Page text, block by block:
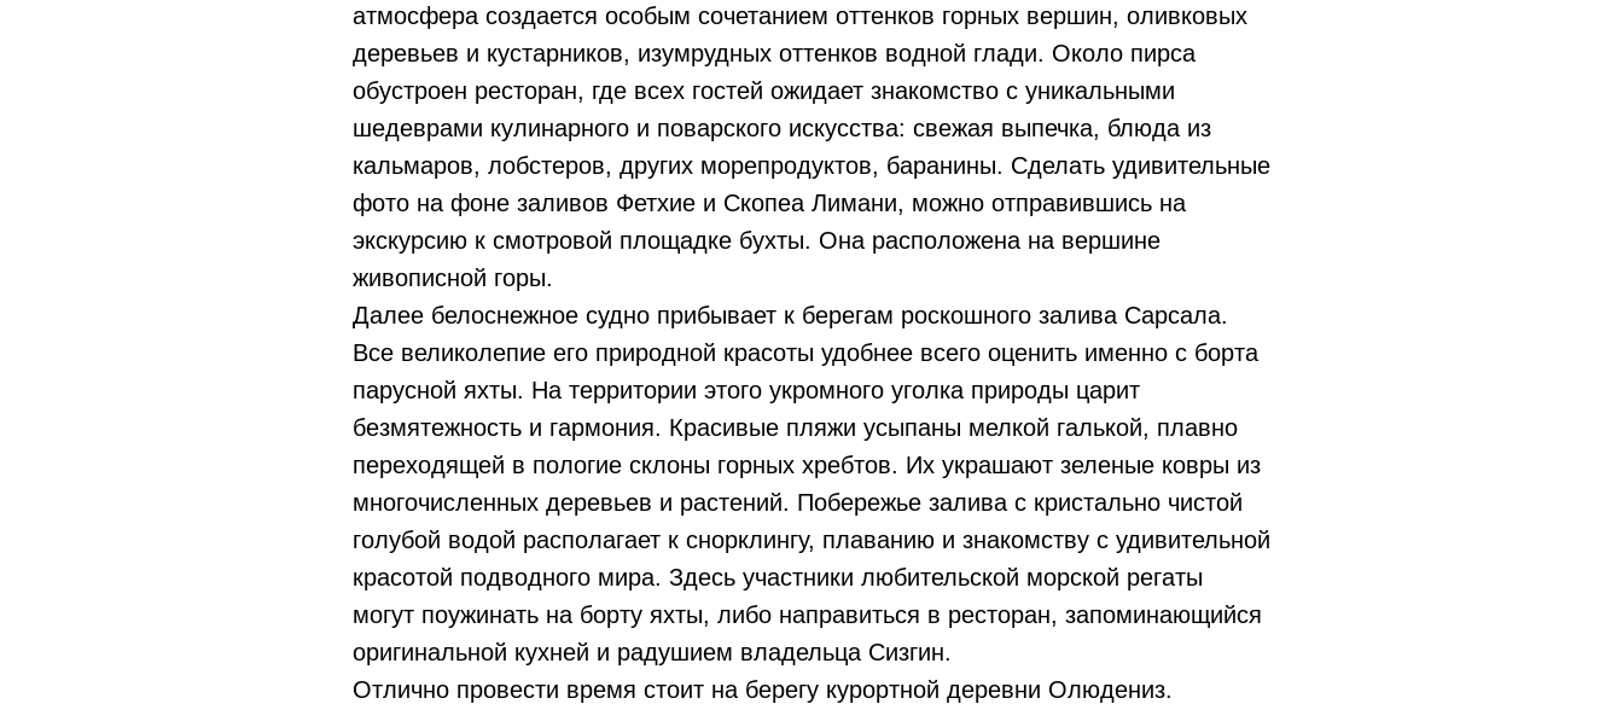
атмосфера создается особым сочетанием оттенков горных вершин, оливковых
деревьев и кустарников, изумрудных оттенков водной глади. Около пирса
обустроен ресторан, где всех гостей ожидает знакомство с уникальными
шедеврами кулинарного и поварского искусства: свежая выпечка, блюда из
кальмаров, лобстеров, других морепродуктов, баранины. Сделать удивительные
фото на фоне заливов Фетхие и Скопеа Лимани, можно отправившись на
экскурсию к смотровой площадке бухты. Она расположена на вершине
живописной горы.
Далее белоснежное судно прибывает к берегам роскошного залива Сарсала.
Все великолепие его природной красоты удобнее всего оценить именно с борта
парусной яхты. На территории этого укромного уголка природы царит
безмятежность и гармония. Красивые пляжи усыпаны мелкой галькой, плавно
переходящей в пологие склоны горных хребтов. Их украшают зеленые ковры из
многочисленных деревьев и растений. Побережье залива с кристально чистой
голубой водой располагает к снорклингу, плаванию и знакомству с удивительной
красотой подводного мира. Здесь участники любительской морской регаты
могут поужинать на борту яхты, либо направиться в ресторан, запоминающийся
оригинальной кухней и радушием владельца Сизгин.
Отлично провести время стоит на берегу курортной деревни Олюдениз.